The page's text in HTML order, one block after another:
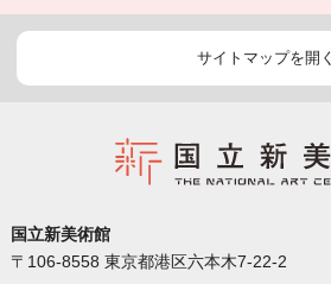
サイトマップを開く
国立新美術館
〒106-8558 東京都港区六本木7-22-2